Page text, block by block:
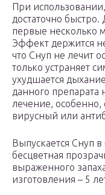
При
достаточно
первые несколько
Эффект держится
что Снуп не лечит
только устраняет
ухудшается
данного препарата
лечение, особенно,
вирусный или
Выпускается Снуп
бесцветная
выраженного
изготовления – 5